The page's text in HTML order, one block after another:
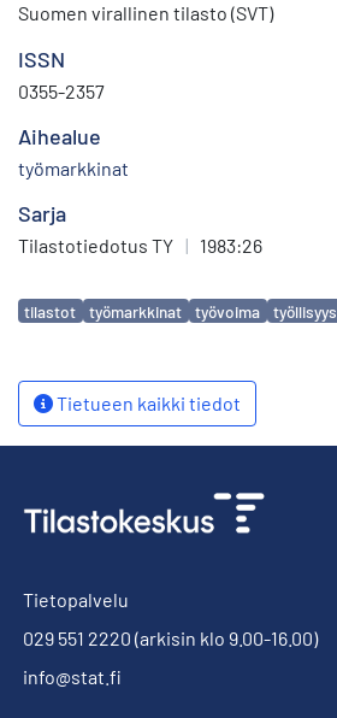
Suomen virallinen tilasto (SVT)
ISSN
0355-2357
Aihealue
työmarkkinat
Sarja
Tilastotiedotus TY | 1983:26
Avainsanat
tilastot työmarkkinat työvoima työllisyys
Tietueen kaikki tiedot
Tietopalvelu
029 551 2220 (arkisin klo 9.00-16.00)
info@stat.fi